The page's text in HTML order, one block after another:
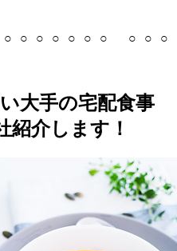
○ ○ ○ ○ ○ ○ ○ ○ ○ ○
大手の宅配食事
紹介します！